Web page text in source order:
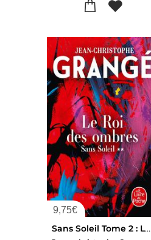
9,75€
Sans Soleil Tome 2 : Le Roi Des Ombres